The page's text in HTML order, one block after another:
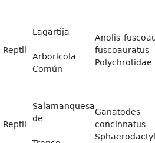
Reptil
Lagartija
Arborícola
Común
Anolis
fuscoauratus
Polychrotidae
Reptil
Salamanquesa
de
Ganatodes
concinnatus